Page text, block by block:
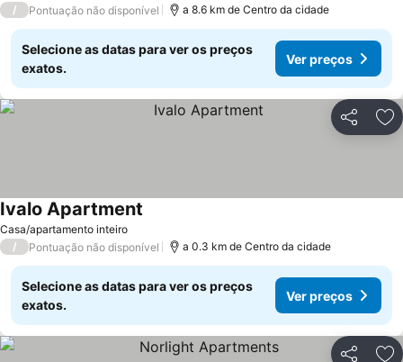
/ Pontuação não disponível a 8.6 km de Centro da cidade
Selecione as datas para ver os preços
exatos.
Ver preços
Partilhar
Casa/apartamento inteiro
Ivalo Apartment
/ Pontuação não disponível a 0.3 km de Centro da cidade
Selecione as datas para ver os preços
exatos.
Ver preços